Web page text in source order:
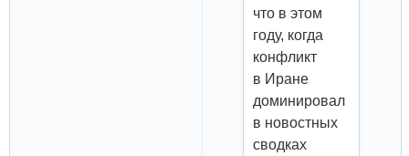
что в этом
году, когда
конфликт
в Иране
доминировал
в новостных
сводках